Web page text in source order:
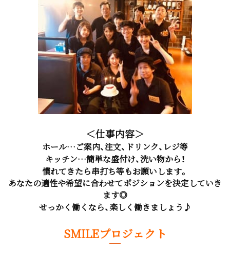
＜仕事内容＞
ホール…ご案内、注文、ドリンク、レジ等
キッチン…簡単な盛付け、洗い物から！
慣れてきたら串打ち等もお願いします。
あなたの適性や希望に合わせてポジションを決定していき
ます◎
せっかく働くなら、楽しく働きましょう♪
SMILEプロジェクト